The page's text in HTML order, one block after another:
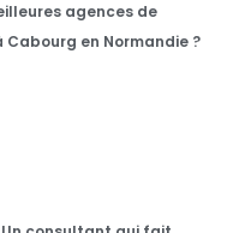
agences de
en Normandie ?